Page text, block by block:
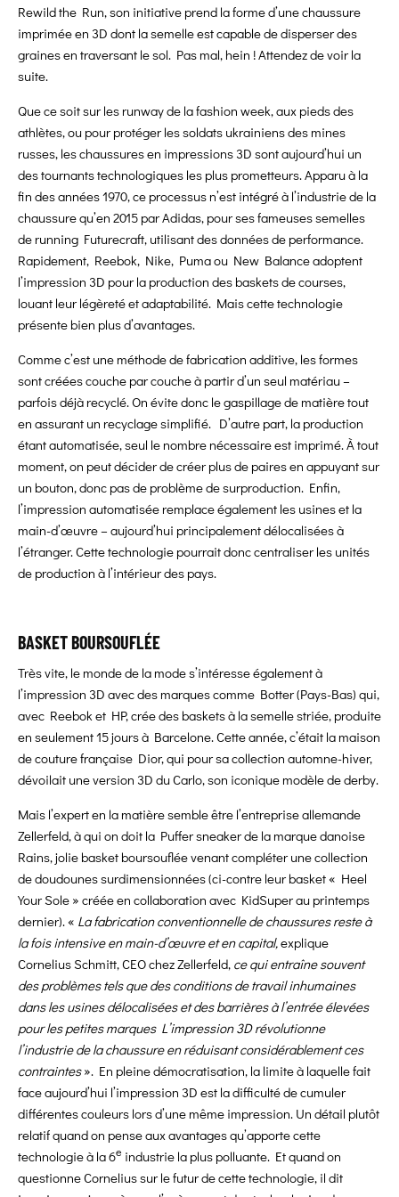
Rewild the Run, son initiative prend la forme d’une chaussure
imprimée en 3D dont la semelle est capable de disperser des
graines en traversant le sol. Pas mal, hein ! Attendez de voir la
suite.
Que ce soit sur les runway de la fashion week, aux pieds des
athlètes, ou pour protéger les soldats ukrainiens des mines
russes, les chaussures en impressions 3D sont aujourd’hui un
des tournants technologiques les plus prometteurs. Apparu à la
fin des années 1970, ce processus n’est intégré à l’industrie de la
chaussure qu’en 2015 par Adidas, pour ses fameuses semelles
de running Futurecraft, utilisant des données de performance.
Rapidement, Reebok, Nike, Puma ou New Balance adoptent
l’impression 3D pour la production des baskets de courses,
louant leur légèreté et adaptabilité. Mais cette technologie
présente bien plus d’avantages.
Comme c’est une méthode de fabrication additive, les formes
sont créées couche par couche à partir d’un seul matériau –
parfois déjà recyclé. On évite donc le gaspillage de matière tout
en assurant un recyclage simplifié. D’autre part, la production
étant automatisée, seul le nombre nécessaire est imprimé. À tout
moment, on peut décider de créer plus de paires en appuyant sur
un bouton, donc pas de problème de surproduction. Enfin,
l’impression automatisée remplace également les usines et la
main-d’œuvre – aujourd’hui principalement délocalisées à
l’étranger. Cette technologie pourrait donc centraliser les unités
de production à l’intérieur des pays.
BASKET BOURSOUFLÉE
Très vite, le monde de la mode s’intéresse également à
l’impression 3D avec des marques comme Botter (Pays-Bas) qui,
avec Reebok et HP, crée des baskets à la semelle striée, produite
en seulement 15 jours à Barcelone. Cette année, c’était la maison
de couture française Dior, qui pour sa collection automne-hiver,
dévoilait une version 3D du Carlo, son iconique modèle de derby.
Mais l’expert en la matière semble être l’entreprise allemande
Zellerfeld, à qui on doit la Puffer sneaker de la marque danoise
Rains, jolie basket boursouflée venant compléter une collection
de doudounes surdimensionnées (ci-contre leur basket « Heel
Your Sole » créée en collaboration avec KidSuper au printemps
dernier). « La fabrication conventionnelle de chaussures reste à
la fois intensive en main-d’œuvre et en capital,explique
Cornelius Schmitt, CEO chez Zellerfeld, ce qui entraîne souvent
des problèmes tels que des conditions de travail inhumaines
dans les usines délocalisées et des barrières à l’entrée élevées
pour les petites marques L’impression 3D révolutionne
l’industrie de la chaussure en réduisant considérablement ces
contraintes». En pleine démocratisation, la limite à laquelle fait
face aujourd’hui l’impression 3D est la difficulté de cumuler
différentes couleurs lors d’une même impression. Un détail plutôt
relatif quand on pense aux avantages qu’apporte cette
technologie à la 6e industrie la plus polluante. Et quand on
questionne Cornelius sur le futur de cette technologie, il dit